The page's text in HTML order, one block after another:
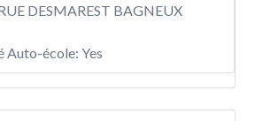
DESMAREST BAGNEUX
Auto-école: Yes